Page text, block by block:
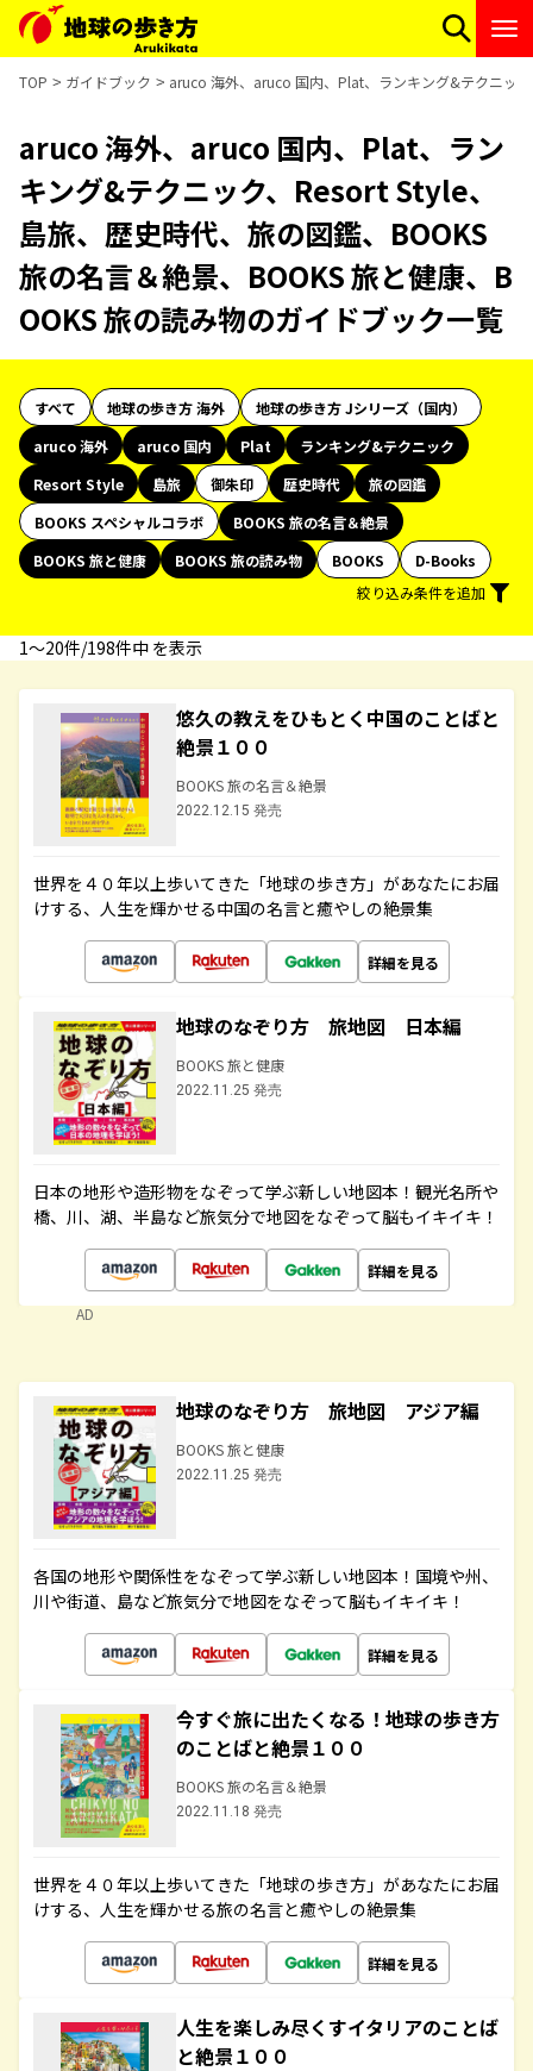
TOP ガイドブック aruco 海外、aruco 国内、Plat、ランキング&テクニッ
aruco 海外、aruco 国内、Plat、ラン
キング&テクニック、Resort Style、
島旅、歴史時代、旅の図鑑、BOOKS
旅の名言＆絶景、BOOKS 旅と健康、B
OOKS 旅の読み物のガイドブック一覧
すべて 地球の歩き方 海外
地球の歩き方 Jシリーズ（国内）
aruco 海外
aruco 国内 Plat
ランキング&テクニック
Resort Style
島旅 御朱印 歴史時代
旅の図鑑
BOOKS スペシャルコラボ
BOOKS 旅の名言＆絶景
BOOKS 旅と健康
BOOKS 旅の読み物 BOOKS
D-Books
絞り込み条件を追加
1〜20件/198件中 を表示
悠久の教えをひもとく中国のことばと
絶景１００
BOOKS 旅の名言＆絶景
2022.12.15 発売
世界を４０年以上歩いてきた「地球の歩き方」があなたにお届
けする、人生を輝かせる中国の名言と癒やしの絶景集
詳細を見る
地球のなぞり方 旅地図 日本編
BOOKS 旅と健康
2022.11.25 発売
日本の地形や造形物をなぞって学ぶ新しい地図本！観光名所や
橋、川、湖、半島など旅気分で地図をなぞって脳もイキイキ！
詳細を見る
AD
地球のなぞり方 旅地図 アジア編
BOOKS 旅と健康
2022.11.25 発売
各国の地形や関係性をなぞって学ぶ新しい地図本！国境や州、
川や街道、島など旅気分で地図をなぞって脳もイキイキ！
詳細を見る
今すぐ旅に出たくなる！地球の歩き方
のことばと絶景１００
BOOKS 旅の名言＆絶景
2022.11.18 発売
世界を４０年以上歩いてきた「地球の歩き方」があなたにお届
けする、人生を輝かせる旅の名言と癒やしの絶景集
詳細を見る
人生を楽しみ尽くすイタリアのことば
と絶景１００